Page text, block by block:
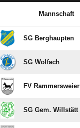
Mannschaft
SG Berghaupten
SG Wolfach
FV Rammersweier
SG Gem. Willstätt